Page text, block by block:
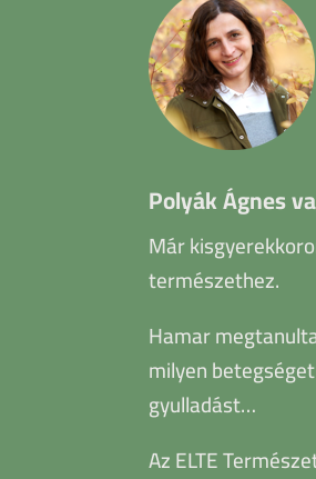
Polyák Ágnes
Már
természethez.
Hamar
milyen
gyulladást…
Az ELTE